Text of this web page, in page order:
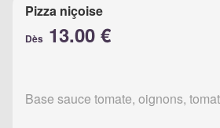
Pizza niçoise
Dès 13.00 €
Base sauce tomate, oignons,